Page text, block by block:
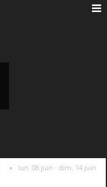
lun. 08 juin - dim. 14 juin